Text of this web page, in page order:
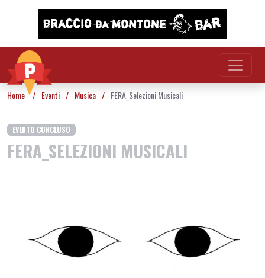
Vai al contenuto
Home / Eventi / Musica / FERA_Selezioni Musicali
EVENTO CONCLUSO
FERA_SELEZIONI MUSICALI